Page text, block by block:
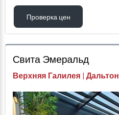
Проверка цен
Проверка цен
Свита Эмеральд
Верхняя Галилея | Дальтон